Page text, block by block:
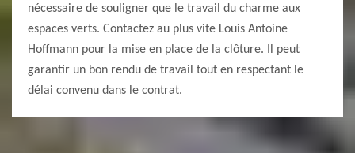
nécessaire de souligner que le travail du charme aux
espaces verts. Contactez au plus vite Louis Antoine
Hoffmann pour la mise en place de la clôture. Il peut
garantir un bon rendu de travail tout en respectant le
délai convenu dans le contrat.